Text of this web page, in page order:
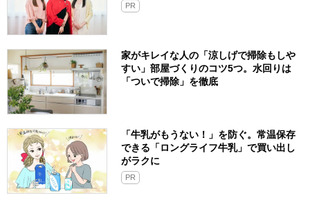
PR
家がキレイな人の「涼しげで掃除もしや
すい」部屋づくりのコツ5つ。水回りは
「ついで掃除」を徹底
「牛乳がもうない！」を防ぐ。常温保存
できる「ロングライフ牛乳」で買い出し
がラクに
PR